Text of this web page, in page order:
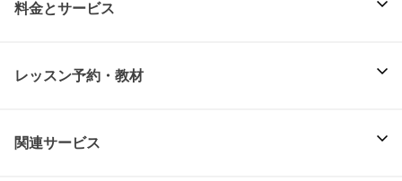
料金とサービス
レッスン予約・教材
関連サービス